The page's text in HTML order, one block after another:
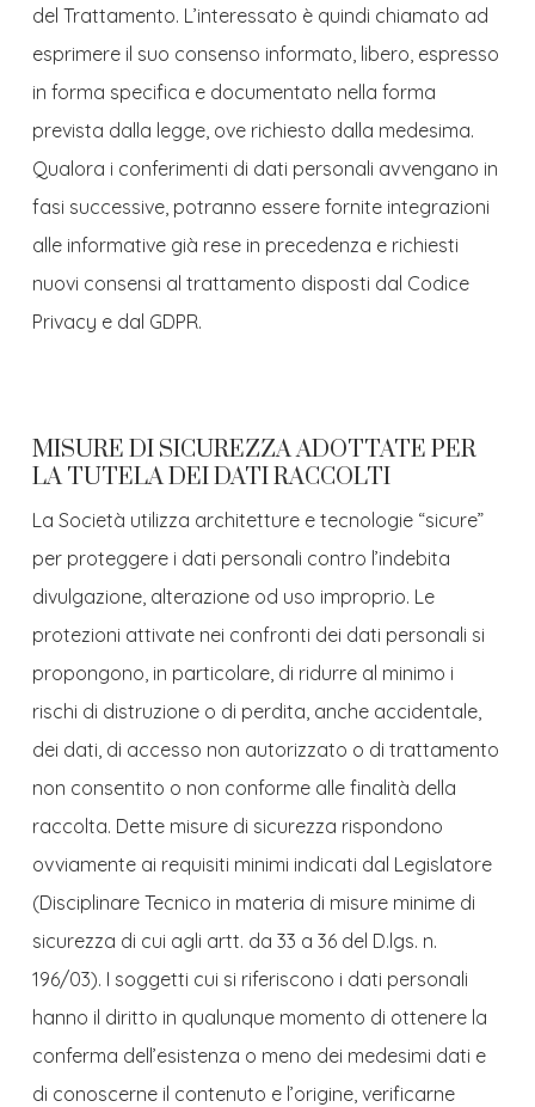
del Trattamento. L’interessato è quindi chiamato ad
esprimere il suo consenso informato, libero, espresso
in forma specifica e documentato nella forma
prevista dalla legge, ove richiesto dalla medesima.
Qualora i conferimenti di dati personali avvengano in
fasi successive, potranno essere fornite integrazioni
alle informative già rese in precedenza e richiesti
nuovi consensi al trattamento disposti dal Codice
Privacy e dal GDPR.
MISURE DI SICUREZZA ADOTTATE PER
LA TUTELA DEI DATI RACCOLTI
La Società utilizza architetture e tecnologie “sicure”
per proteggere i dati personali contro l’indebita
divulgazione, alterazione od uso improprio. Le
protezioni attivate nei confronti dei dati personali si
propongono, in particolare, di ridurre al minimo i
rischi di distruzione o di perdita, anche accidentale,
dei dati, di accesso non autorizzato o di trattamento
non consentito o non conforme alle finalità della
raccolta. Dette misure di sicurezza rispondono
ovviamente ai requisiti minimi indicati dal Legislatore
(Disciplinare Tecnico in materia di misure minime di
sicurezza di cui agli artt. da 33 a 36 del D.lgs. n.
196/03). I soggetti cui si riferiscono i dati personali
hanno il diritto in qualunque momento di ottenere la
conferma dell’esistenza o meno dei medesimi dati e
di conoscerne il contenuto e l’origine, verificarne